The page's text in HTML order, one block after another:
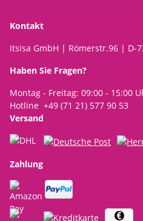
Kontakt
itsisa GmbH | Römerstr.96 | D-
Haben Sie Fragen?
Montag - Freitag: 09:00 - 15:00
Hotline +49 (71 21) 577 90 53
Versand
Zahlung